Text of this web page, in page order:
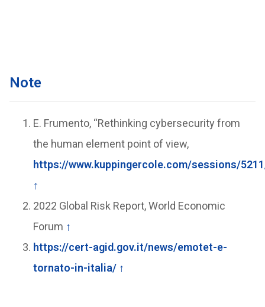
Note
E. Frumento, “Rethinking cybersecurity from
the human element point of view,
https://www.kuppingercole.com/sessions/
↑
2022 Global Risk Report, World Economic
Forum ↑
https://cert-agid.gov.it/news/emotet-e-
tornato-in-italia/ ↑